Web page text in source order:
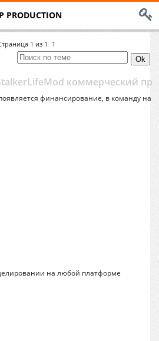
PRODUCTION
1 из 1 1
коммерческий
финансирование, в команду на
на любой платформе